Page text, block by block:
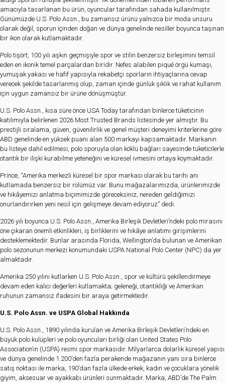
amacıyla tasarlanan bu ürün, oyuncular tarafından sahada kullanılmıştır.
Günümüzde U.S. Polo Assn., bu zamansız ürünü yalnızca bir moda unsuru
olarak değil, sporun içinden doğan ve dünya genelinde nesiller boyunca taşınan
bir ikon olarak kutlamaktadır.
Polo tişört, 100 yılı aşkın geçmişiyle spor ve stilin benzersiz birleşimini temsil
eden en ikonik temel parçalardan biridir. Nefes alabilen piqué örgü kumaşı,
yumuşak yakası ve hafif yapısıyla rekabetçi sporların ihtiyaçlarına cevap
verecek şekilde tasarlanmış olup, zaman içinde günlük şıklık ve rahat kullanım
için uygun zamansız bir ürüne dönüşmüştür.
U.S. Polo Assn., kısa süre önce USA Today tarafından binlerce tüketicinin
katılımıyla belirlenen 2026 Most Trusted Brands listesinde yer almıştır. Bu
prestijli sıralama, güven, güvenilirlik ve genel müşteri deneyimi kriterlerine göre
ABD genelinde en yüksek puanı alan 500 markayı kapsamaktadır. Markanın
bu listeye dahil edilmesi, polo sporuyla olan köklü bağları sayesinde tüketicilerle
otantik bir ilişki kurabilme yeteneğini ve küresel ivmesini ortaya koymaktadır.
Prince, “Amerika merkezli küresel bir spor markası olarak bu tarihi anı
kutlamada benzersiz bir rolümüz var. Bunu mağazalarımızda, ürünlerimizde
ve hikâyemizi anlatma biçimimizde göreceksiniz; nereden geldiğimizi
onurlandırırken yeni nesil için gelişmeye devam ediyoruz” dedi.
2026 yılı boyunca U.S. Polo Assn., Amerika Birleşik Devletleri’ndeki polo mirasını
öne çıkaran önemli etkinlikleri, iş birliklerini ve hikâye anlatımı girişimlerini
desteklemektedir. Bunlar arasında Florida, Wellington’da bulunan ve Amerikan
polo sezonunun merkezi konumundaki USPA National Polo Center (NPC) da yer
almaktadır.
Amerika 250 yılını kutlarken U.S. Polo Assn., spor ve kültürü şekillendirmeye
devam eden kalıcı değerleri kutlamakta; geleneği, otantikliği ve Amerikan
ruhunun zamansız ifadesini bir araya getirmektedir.
U.S. Polo Assn. ve USPA Global Hakkında
U.S. Polo Assn., 1890 yılında kurulan ve Amerika Birleşik Devletleri’ndeki en
büyük polo kulüpleri ve polo oyuncuları birliği olan United States Polo
Association’ın (USPA) resmi spor markasıdır. Milyarlarca dolarlık küresel yapısı
ve dünya genelinde 1.200’den fazla perakende mağazanın yanı sıra binlerce
satış noktası ile marka, 190’dan fazla ülkede erkek, kadın ve çocuklara yönelik
giyim, aksesuar ve ayakkabı ürünleri sunmaktadır. Marka, ABD’de The Palm